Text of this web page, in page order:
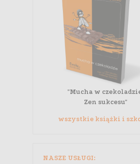
"Mucha w
Zen sukcesu"
wszystkie książki i
NASZE USŁUGI: